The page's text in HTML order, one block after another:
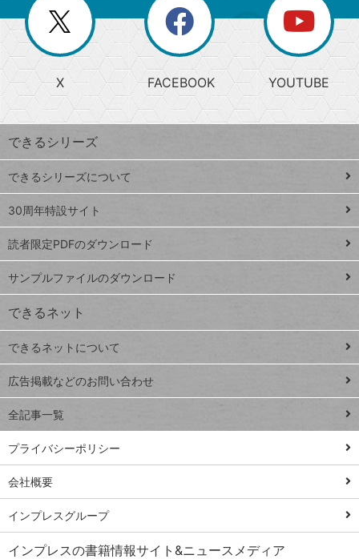
じ
る
search
検
索
上
昇
ワ
ー
ド
Google
スプレ
ッドシ
ート
iPhone
VLOOKUP
close
閉じ
る
閉
じ
る
ー
か
ら
探
す
ト
ッ
プ
ペ
ジ
連載
Excel Q&A
トイアンナ流仕
事術
PowerAutomate
ではじめる業務
の完全自動化
AI議事録作成術
Windows 11
Q&A
X FACEBOOK YOUTUBE
できるシリーズ
できるシリーズについて
30周年特設サイト
読者限定PDFのダウンロード
サンプルファイルのダウンロード
できるネット
できるネットについて
広告掲載などのお問い合わせ
全記事一覧
プライバシーポリシー
会社概要
インプレスグループ
インプレスの書籍情報サイト&ニュースメディア